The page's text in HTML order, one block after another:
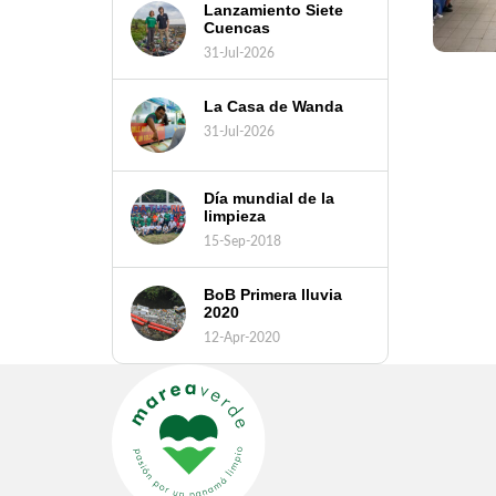
Lanzamiento Siete
Cuencas
31-Jul-2026
La Casa de Wanda
31-Jul-2026
Día mundial de la
limpieza
15-Sep-2018
BoB Primera lluvia
2020
12-Apr-2020